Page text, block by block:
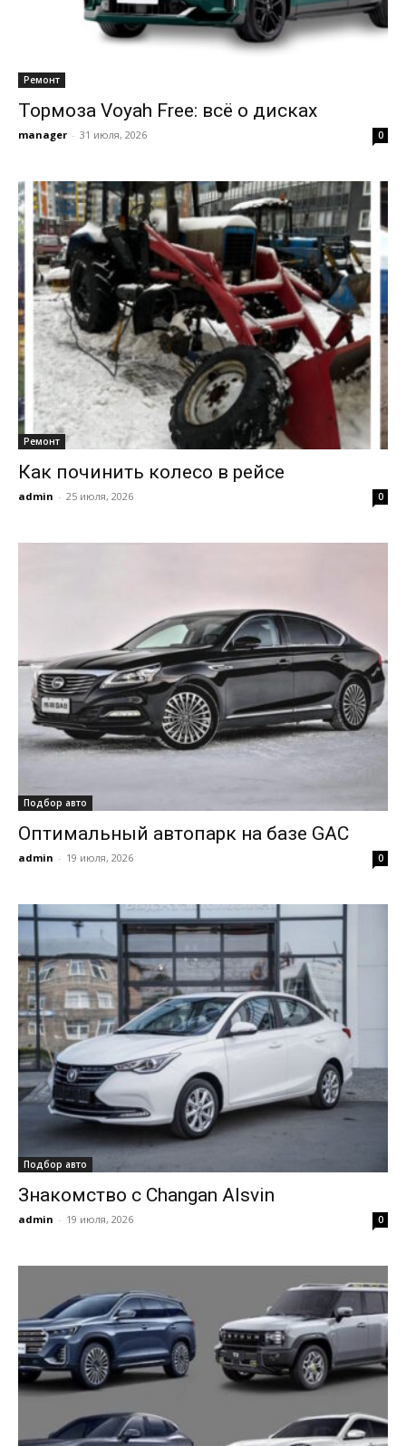
Ремонт
Тормоза Voyah Free: всё о дисках
manager - 31 июля, 2026 0
Ремонт
Как починить колесо в рейсе
admin - 25 июля, 2026 0
Подбор авто
Оптимальный автопарк на базе GAC
admin - 19 июля, 2026 0
Подбор авто
Знакомство с Changan Alsvin
admin - 19 июля, 2026 0